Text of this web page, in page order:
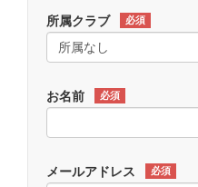
所属クラブ 必須
お名前 必須
メールアドレス 必須